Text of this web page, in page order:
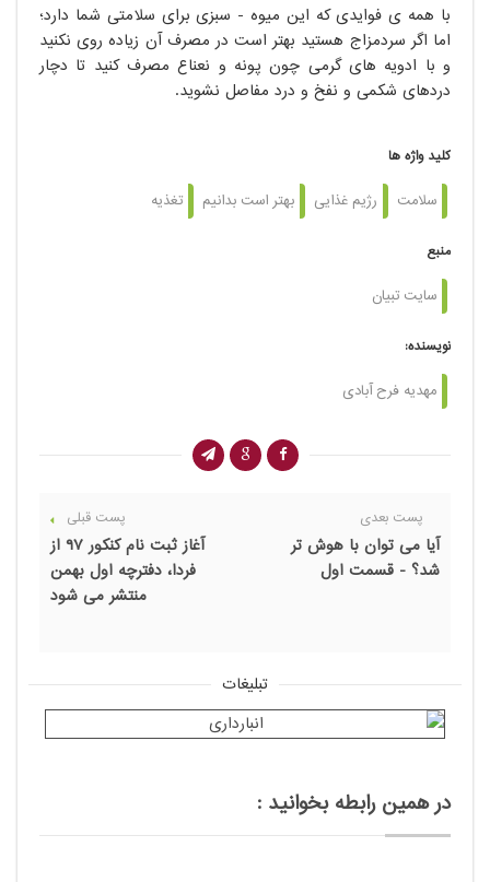
با همه ی فوایدی که این میوه - سبزی برای سلامتی شما دارد؛
اما اگر سردمزاج هستید بهتر است در مصرف آن زیاده روی نکنید
و با ادویه های گرمی چون پونه و نعناع مصرف کنید تا دچار
دردهای شکمی و نفخ و درد مفاصل نشوید.
کلید واژه ها
سلامت رژیم غذایی بهتر است بدانیم تغذیه
منبع
سایت تبیان
نویسنده:
مهدیه فرح آبادی
پست قبلی
آغاز ثبت نام کنکور ۹۷ از
فردا، دفترچه اول بهمن
منتشر می شود
پست بعدی
آیا می توان با هوش تر
شد؟ - قسمت اول
تبلیغات
در همین رابطه بخوانید :